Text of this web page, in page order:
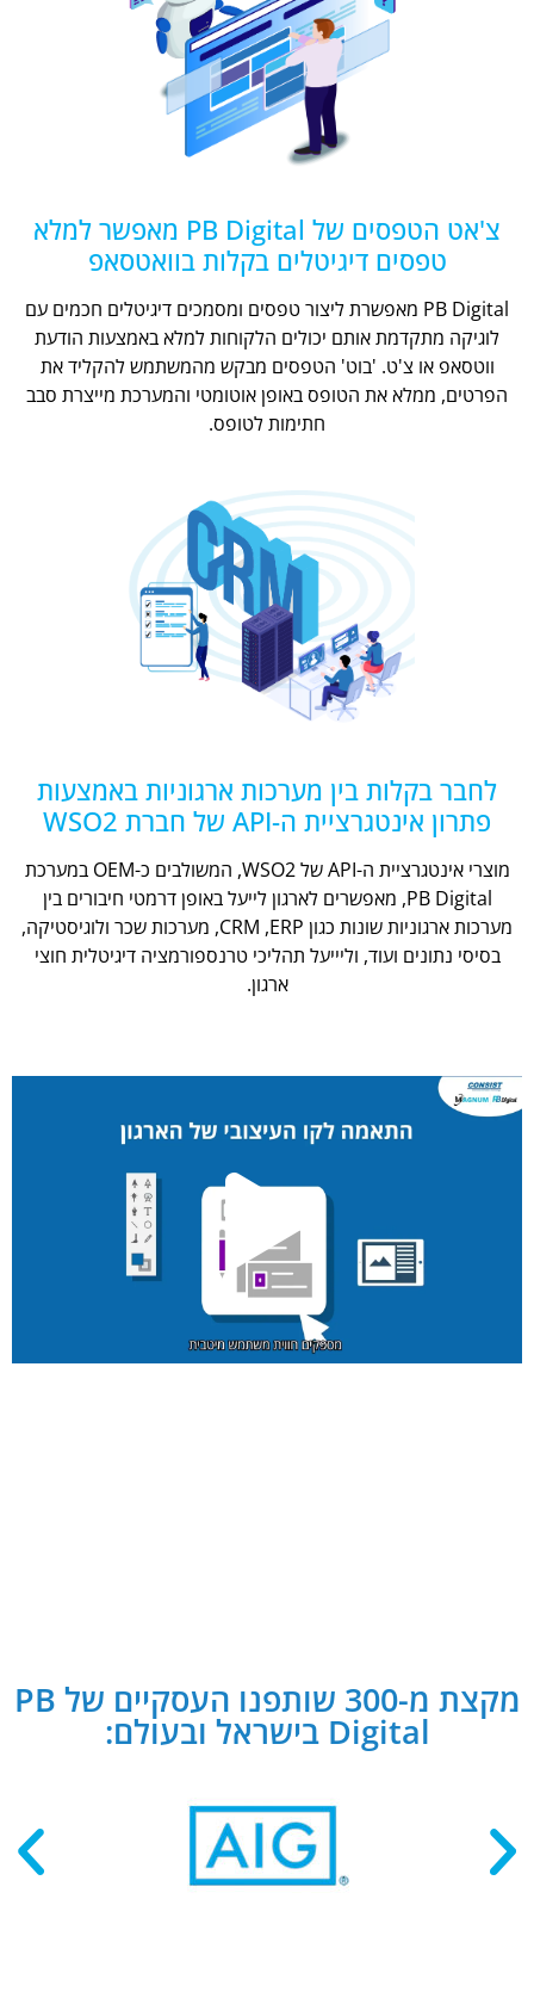
צ'אט הטפסים של PB Digital מאפשר למלא
טפסים דיגיטלים בקלות בוואטסאפ
PB Digital מאפשרת ליצור טפסים ומסמכים דיגיטלים חכמים עם
לוגיקה מתקדמת אותם יכולים הלקוחות למלא באמצעות הודעת
ווטסאפ או צ'ט. 'בוט' הטפסים מבקש מהמשתמש להקליד את
הפרטים, ממלא את הטופס באופן אוטומטי והמערכת מייצרת סבב
חתימות לטופס.
לחבר בקלות בין מערכות ארגוניות באמצעות
פתרון אינטגרציית ה-API של חברת WSO2
מוצרי אינטגרציית ה-API של WSO2, המשולבים כ-OEM במערכת
PB Digital, מאפשרים לארגון לייעל באופן דרמטי חיבורים בין
מערכות ארגוניות שונות כגון CRM ,ERP, מערכות שכר ולוגיסטיקה,
בסיסי נתונים ועוד, וליייעל תהליכי טרנספורמציה דיגיטלית חוצי
ארגון.
מקצת מ-300 שותפנו העסקיים של PB
Digital בישראל ובעולם: